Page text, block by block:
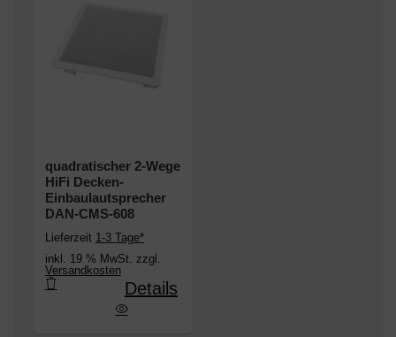
quadratischer 2-Wege
HiFi Decken-
Einbaulautsprecher
DAN-CMS-608
Lieferzeit 1-3 Tage*
inkl. 19 % MwSt. zzgl.
Versandkosten
HiFi Decken-Einbaulautsprecher DAN-CMS-
Details